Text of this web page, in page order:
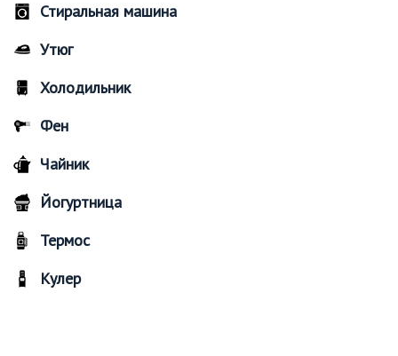
Стиральная машина
Утюг
Холодильник
Фен
Чайник
Йогуртница
Термос
Кулер